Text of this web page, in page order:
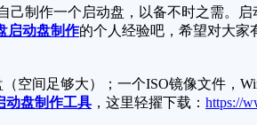
制作一个启动盘，以备不时之需。
启动盘制作的个人经验吧，希望对大家
间足够大）；一个ISO镜像文件，
动盘制作工具 ，这里轻擢下载： https://